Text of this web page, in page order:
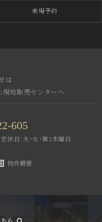
来場予約
は
現地販売センターへ
605
休日：火・水・第2木曜日
物件概要